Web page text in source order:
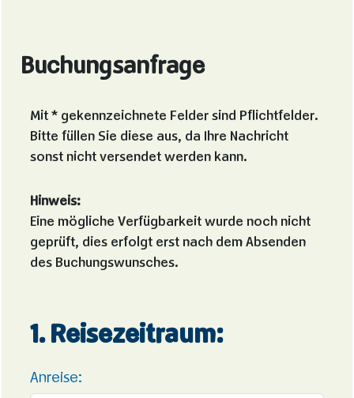
Buchungsanfrage
Mit * gekennzeichnete Felder sind Pflichtfelder.
Bitte füllen Sie diese aus, da Ihre Nachricht
sonst nicht versendet werden kann.
Hinweis:
Eine mögliche Verfügbarkeit wurde noch nicht
geprüft, dies erfolgt erst nach dem Absenden
des Buchungswunsches.
1. Reisezeitraum:
Anreise: